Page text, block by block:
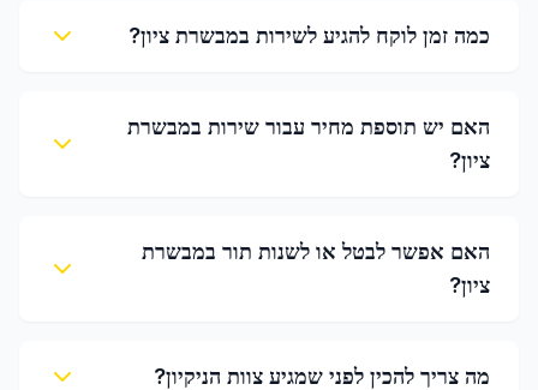
כמה זמן לוקח להגיע לשירות במבשרת ציון?
האם יש תוספת מחיר עבור שירות במבשרת
ציון?
האם אפשר לבטל או לשנות תור במבשרת
ציון?
מה צריך להכין לפני שמגיע צוות הניקיון?